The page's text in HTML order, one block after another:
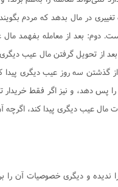
در مال بدهد که مردم
دوم: بعد از معامله بفهمد مال
از تحويل گرفتن مال عيب ديگرى
گذشتن سه روز عيب ديگرى پيدا
پس دهد، و نيز اگر فقط
مال عيب ديگرى پيدا کند، اگرچه
و ديگرى خصوصيات آن را